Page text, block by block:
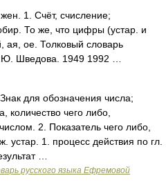
1. Счёт, счисление;
То же, что цифры (устар. и
ое. Толковый словарь
Шведова. 1949 1992 …
для обозначения числа;
количество чего либо,
2. Показатель чего либо,
устар. 1. процесс действия по гл.
…
русского языка Ефремовой